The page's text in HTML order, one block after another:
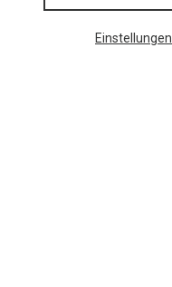
Einstellungen